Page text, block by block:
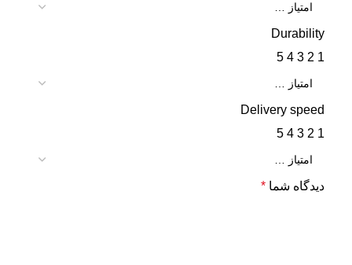
Durability
1
2
3
4
5
Delivery speed
1
2
3
4
5
دیدگاه شما *